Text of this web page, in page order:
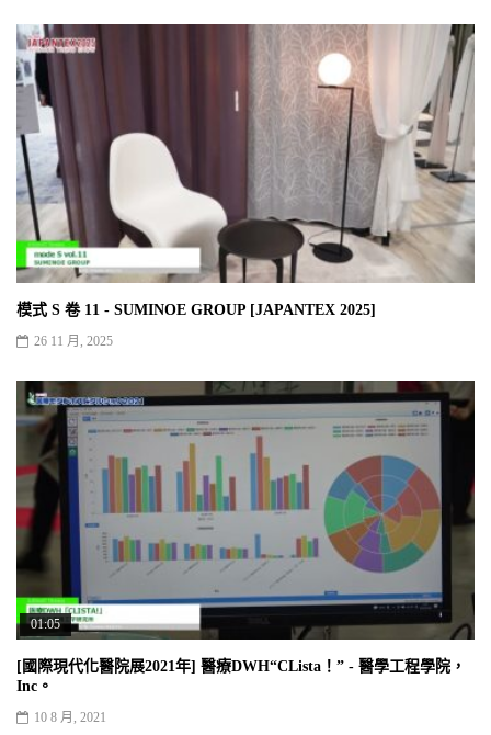
模式 S 卷 11 - SUMINOE GROUP [JAPANTEX 2025]
26 11 月, 2025
01:05
[國際現代化醫院展2021年] 醫療DWH“CLista！” - 醫學工程學院，
Inc。
10 8 月, 2021